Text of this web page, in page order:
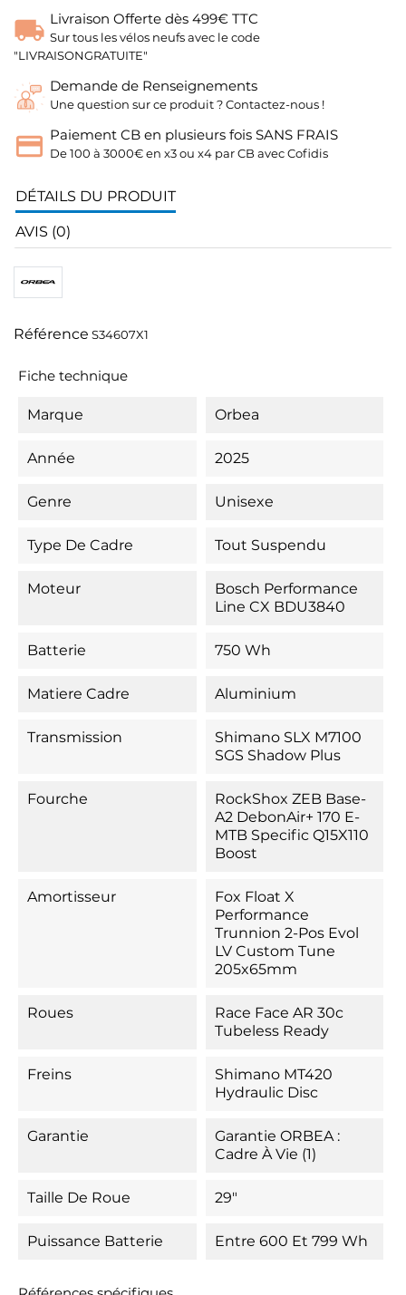
Livraison Offerte dès 499€ TTC
Sur tous les vélos neufs avec le code
"LIVRAISONGRATUITE"
Demande de Renseignements
Une question sur ce produit ? Contactez-nous !
Paiement CB en plusieurs fois SANS FRAIS
De 100 à 3000€ en x3 ou x4 par CB avec Cofidis
DÉTAILS DU PRODUIT
AVIS (0)
Référence S34607X1
Fiche technique
Marque Orbea
Année 2025
Genre Unisexe
Type De Cadre Tout Suspendu
Moteur
Bosch Performance
Line CX BDU3840
Batterie 750 Wh
Matiere Cadre Aluminium
Transmission
Shimano SLX M7100
SGS Shadow Plus
Fourche
RockShox ZEB Base-
A2 DebonAir+ 170 E-
MTB Specific Q15X110
Boost
Amortisseur
Fox Float X
Performance
Trunnion 2-Pos Evol
LV Custom Tune
205x65mm
Roues
Race Face AR 30c
Tubeless Ready
Freins
Shimano MT420
Hydraulic Disc
Garantie
Garantie ORBEA :
Cadre À Vie (1)
Taille De Roue 29"
Puissance Batterie Entre 600 Et 799 Wh